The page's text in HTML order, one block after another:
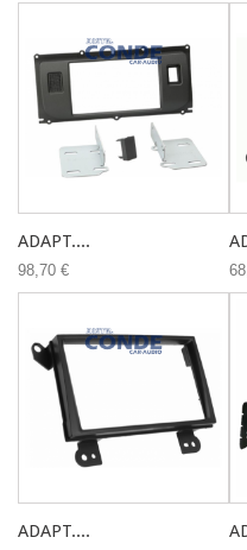
ADAPT....
98,70 €
ADAPT....